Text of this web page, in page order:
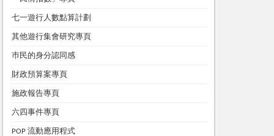
七一遊行人數點算計劃
其他遊行集會研究專頁
巿民的身分認同感
財政預算案專頁
施政報告專頁
六四事件專頁
POP 流動應用程式